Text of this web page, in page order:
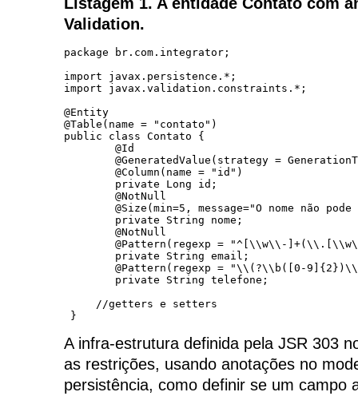
Validation.
package br.com.integrator;
import javax.persistence.*;
import javax.validation.constraints.*;
@Entity
@Table(name = "contato")
public class Contato {
//getters e setters
A infra-estrutura definida pela JSR 303
as restrições, usando anotações no
persistência, como definir se um campo